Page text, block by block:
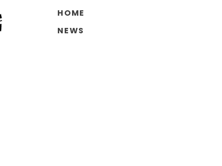
HOME
NEWS